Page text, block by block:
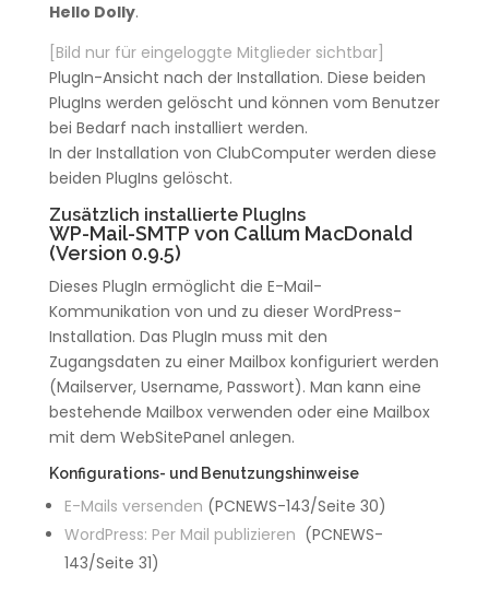
Hello Dolly.
[Bild nur für eingeloggte Mitglieder sichtbar]
PlugIn-Ansicht nach der Installation. Diese beiden
PlugIns werden gelöscht und können vom Benutzer
bei Bedarf nach installiert werden.
In der Installation von ClubComputer werden diese
beiden PlugIns gelöscht.
Zusätzlich installierte PlugIns
WP-Mail-SMTP von Callum MacDonald
(Version 0.9.5)
Dieses PlugIn ermöglicht die E-Mail-
Kommunikation von und zu dieser WordPress-
Installation. Das PlugIn muss mit den
Zugangsdaten zu einer Mailbox konfiguriert werden
(Mailserver, Username, Passwort). Man kann eine
bestehende Mailbox verwenden oder eine Mailbox
mit dem WebSitePanel anlegen.
Konfigurations- und Benutzungshinweise
E-Mails versenden (PCNEWS-143/Seite 30)
WordPress: Per Mail publizieren (PCNEWS-
143/Seite 31)